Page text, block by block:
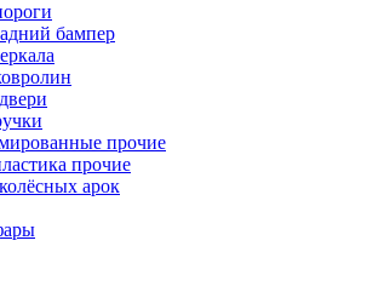
бампер
прочие
прочие
арок